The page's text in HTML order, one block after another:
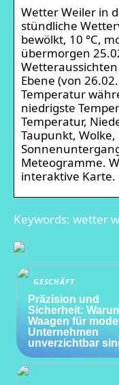
Wetter Weiler in
stündliche
bewölkt, 10 °C,
übermorgen
Ebene (von
Temperatur
niedrigste
Temperatur,
Taupunkt,
Meteogramme.
interaktive Karte.
Keywords: wetter
GESCHÄFT
Präzision und
Sicherheit:
Waagen für
Unternehmen
unverzichtbar